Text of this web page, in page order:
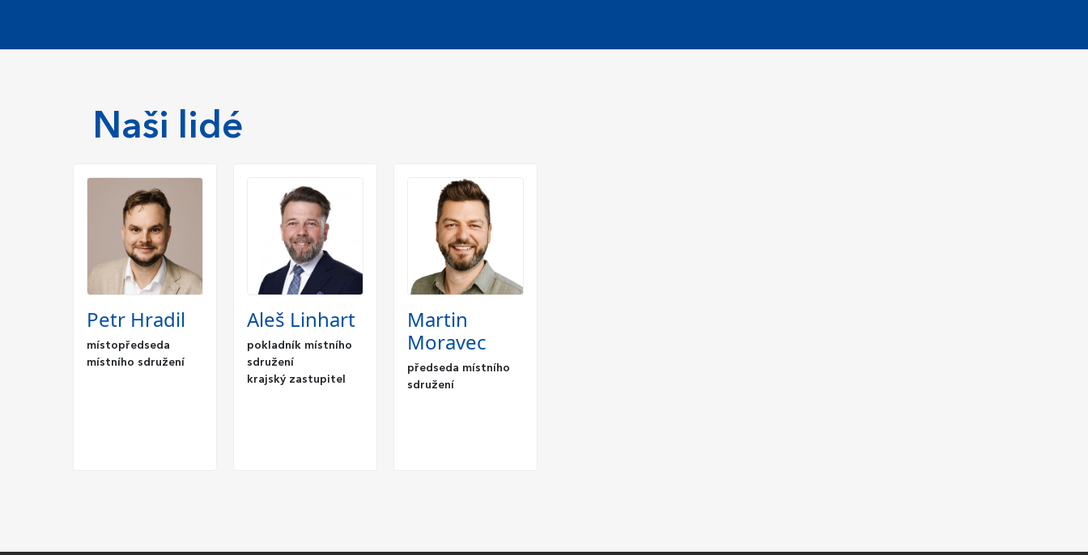
Naši lidé
Petr Hradil
místopředseda
místního sdružení
Aleš Linhart
pokladník místního
sdružení
krajský zastupitel
Martin
Moravec
předseda místního
sdružení